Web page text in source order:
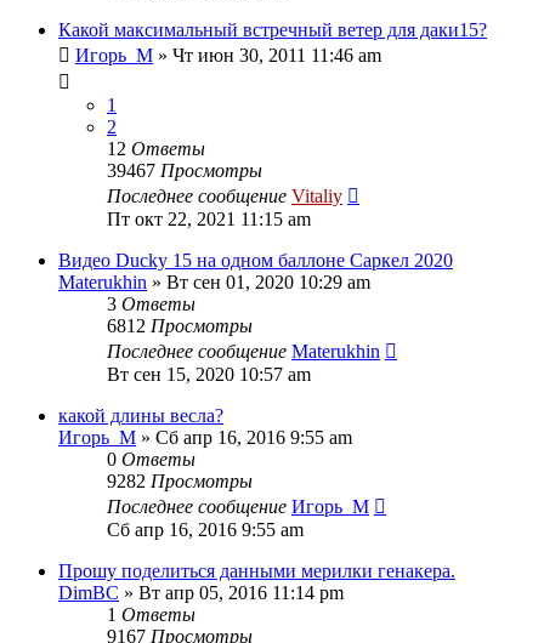
Какой максимальный встречный ветер для даки15?
Игорь_М » Чт июн 30, 2011 11:46 am
1
2
12 Ответы
39467 Просмотры
Последнее сообщение Vitaliy
Пт окт 22, 2021 11:15 am
Видео Ducky 15 на одном баллоне Саркел 2020
Materukhin » Вт сен 01, 2020 10:29 am
3 Ответы
6812 Просмотры
Последнее сообщение Materukhin
Вт сен 15, 2020 10:57 am
какой длины весла?
Игорь_М » Сб апр 16, 2016 9:55 am
0 Ответы
9282 Просмотры
Последнее сообщение Игорь_М
Сб апр 16, 2016 9:55 am
Прошу поделиться данными мерилки генакера.
DimBC » Вт апр 05, 2016 11:14 pm
1 Ответы
9167 Просмотры